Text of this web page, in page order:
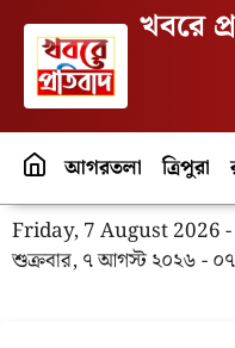
খবরে
আগরতলা ত্রিপুরা
Friday, 7 August 2026
শুক্রবার, ৭ আগস্ট ২০২৬ -